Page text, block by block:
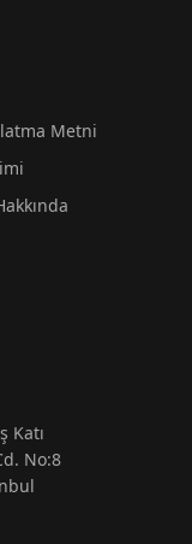
Metni
Katı
No:8